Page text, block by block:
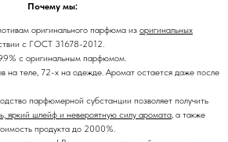
Почему мы:
оригинального парфюма из оригинальных
с ГОСТ 31678-2012.
с оригинальным парфюмом.
на теле, 72-х на одежде. Аромат остается даже после
парфюмерной субстанции позволяет получить
яркий шлейф и невероятную силу аромата, а также
продукта до 2000%.